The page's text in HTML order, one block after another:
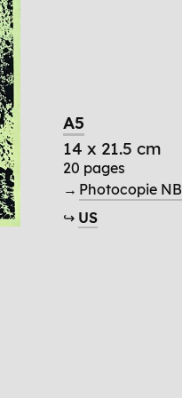
A5
14 x 21.5 cm
20 pages
→ Photocopie NB
↪ US